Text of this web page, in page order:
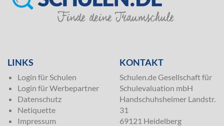
LINKS
Login für Schulen
Login für Werbepartner
Datenschutz
Netiquette
Impressum
KONTAKT
Schulen.de Gesellschaft für
Schulevaluation mbH
Handschuhsheimer Landstr.
31
69121 Heidelberg